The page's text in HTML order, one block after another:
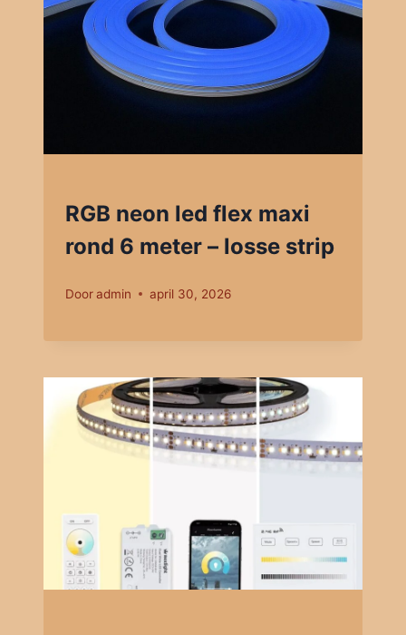
RGB neon led flex maxi
rond 6 meter – losse strip
Dooradmin april 30, 2026